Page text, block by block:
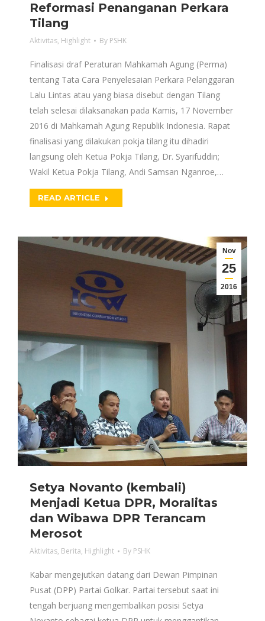
Reformasi Penanganan Perkara
Tilang
Aktivitas, Highlight By PSHK
Finalisasi draf Peraturan Mahkamah Agung (Perma)
tentang Tata Cara Penyelesaian Perkara Pelanggaran
Lalu Lintas atau yang biasa disebut dengan Tilang
telah selesai dilaksanakan pada Kamis, 17 November
2016 di Mahkamah Agung Republik Indonesia. Rapat
finalisasi yang dilakukan pokja tilang itu dihadiri
langsung oleh Ketua Pokja Tilang, Dr. Syarifuddin;
Wakil Ketua Pokja Tilang, Andi Samsan Nganroe,…
READ ARTICLE
Nov
25
2016
Setya Novanto (kembali)
Menjadi Ketua DPR, Moralitas
dan Wibawa DPR Terancam
Merosot
Aktivitas, Berita, Highlight By PSHK
Kabar mengejutkan datang dari Dewan Pimpinan
Pusat (DPP) Partai Golkar. Partai tersebut saat ini
tengah berjuang mengembalikan posisi Setya